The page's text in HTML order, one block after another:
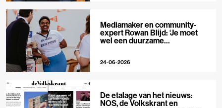
Mediamaker en community-
expert Rowan Blijd: ‘Je moet
wel een duurzame
24-06-2026
De etalage van het nieuws:
NOS, de Volkskrant en